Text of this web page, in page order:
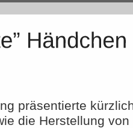
präsentierte
die Herstellung